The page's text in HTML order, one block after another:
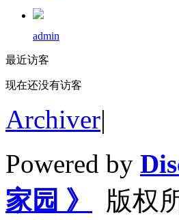
admin
最近访客
现在还没有访客
Archiver|
Powered by
家园 》
版权